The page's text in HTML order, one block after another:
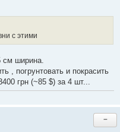
с этими
см ширина.
, погрунтовать и покрасить
грн (~85 $) за 4 шт...
−